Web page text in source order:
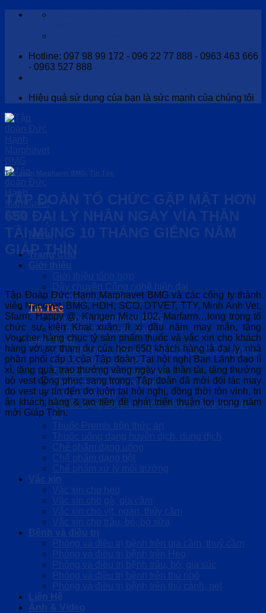
Skip
Hotline: 097 98 99 172 - 096 22 77 888 - 0963 463 666
- 0963 527 888
Hiệu quả sử dụng của bạn là sức mạnh của chúng tôi
Menu
Trang Chủ
Giới thiệu
Giới thiệu tổng hợp
Dây chuyền Công nghệ hiện đại
Marphavet Catalogue
Tin Tức
Tập đoàn Marphavet BMG
Kỹ thuật chăn nuôi, thú y
Sản Phẩm
HUYỄN DỊCH TIÊM CHO HEO, BÒ SỮA, TRÂU
BÒ VÀ GIA SÚC KHÁC
Thuốc tiêm dạng dung dịch
Thuốc dạng bột pha tiêm
Chế phẩm tiêm
Thuốc dạng bột pha nước uống hoặc trộn thức
ăn
Thuốc Premix trộn thức ăn
Thuốc uống dạng huyễn dịch, dung dịch
Chế phẩm dạng uống
Chế phẩm dạng bột
Chế phẩm xử lý môi trường
Vắc xin
Vắc xin cho heo
Vắc xin cho gà, gia cầm
Vắc xin cho vịt, ngan, thủy cầm
Vắc xin cho trâu, bò, bò sữa
Bệnh và điều trị
Phòng và điều trị bệnh trên gia cầm, thuỷ cầm
Phòng và điều trị bệnh trên Heo
Phòng và điều trị bệnh trâu, bò, gia súc
Phòng và điều trị bệnh trên thú nhỏ
Phòng và điều trị bệnh trên thú cảnh, pet
Liên Hệ
Ảnh & Video
Tập đoàn Marphavet BMG , Tin Tức
TẬP ĐOÀN TỔ CHỨC GẶP MẶT HƠN
650 ĐẠI LÝ NHÂN NGÀY VÍA THẦN
TÀI MÙNG 10 THÁNG GIÊNG NĂM
GIÁP THÌN
Tập Đoàn Đức Hạnh Marphavet BMG và các công ty thành
viên Nanovet, BMG, HDH, SCO, DTVET, TTY, Minh Anh Vet,
Sfarm, Happy @, Kangen Mizu 102, Marfarm…long trọng tổ
chức sự kiện Khai xuân, lì xì đầu năm may mắn, tặng
Voucher hàng chục tỷ sản phẩm thuốc và vắc xin cho khách
hàng với sự tham dự của hơn 650 khách hàng là đại lý, nhà
phân phối cấp 1 của Tập đoàn. Tại hội nghị Ban Lãnh đạo lì
xì, tặng quà, trao thưởng vàng ngày vía thần tài, tặng thưởng
bộ vest đồng phục sang trọng, Tập đoàn đã mời đối tác may
đo vest uy tín đến đo luôn tại hội nghị, đồng thời tôn vinh, tri
ân khách hàng & tạo tiền đề phát triển thuận lợi trong năm
mới Giáp Thìn.